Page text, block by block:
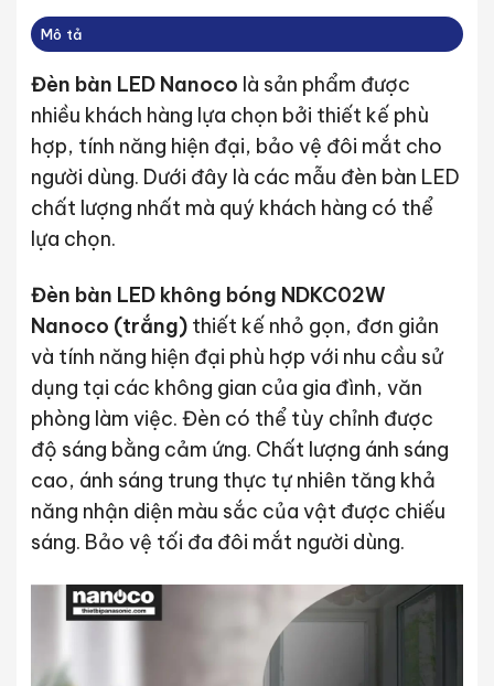
Mô tả
Đèn bàn LED Nanoco là sản phẩm được
nhiều khách hàng lựa chọn bởi thiết kế phù
hợp, tính năng hiện đại, bảo vệ đôi mắt cho
người dùng. Dưới đây là các mẫu đèn bàn LED
chất lượng nhất mà quý khách hàng có thể
lựa chọn.
Đèn bàn LED không bóng NDKC02W
Nanoco (trắng) thiết kế nhỏ gọn, đơn giản
và tính năng hiện đại phù hợp với nhu cầu sử
dụng tại các không gian của gia đình, văn
phòng làm việc. Đèn có thể tùy chỉnh được
độ sáng bằng cảm ứng. Chất lượng ánh sáng
cao, ánh sáng trung thực tự nhiên tăng khả
năng nhận diện màu sắc của vật được chiếu
sáng. Bảo vệ tối đa đôi mắt người dùng.